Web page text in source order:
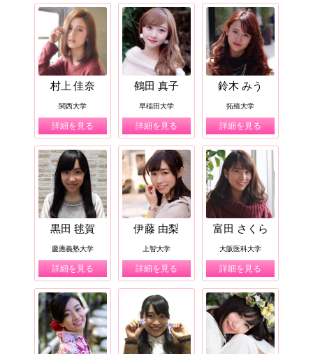
村上 佳奈
関西大学
詳細を見る
鶴田 真子
早稲田大学
詳細を見る
鈴木 みう
拓殖大学
詳細を見る
黒田 毬賀
慶應義塾大学
詳細を見る
伊藤 由梨
上智大学
詳細を見る
富田 さくら
大阪医科大学
詳細を見る